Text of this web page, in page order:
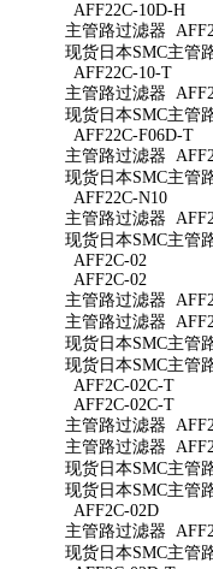
AFF22C-10D-H
主管路过滤器
现货日本SMC主管
AFF22C-10-T
主管路过滤器
现货日本SMC主管
AFF22C-F06D-T
主管路过滤器
现货日本SMC主管
AFF22C-N10
主管路过滤器
现货日本SMC主管
AFF2C-02
AFF2C-02
主管路过滤器
主管路过滤器
现货日本SMC主管
现货日本SMC主管
AFF2C-02C-T
AFF2C-02C-T
主管路过滤器
主管路过滤器
现货日本SMC主管
现货日本SMC主管
AFF2C-02D
主管路过滤器
现货日本SMC主管